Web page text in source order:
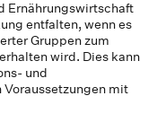
Ernährungswirtschaft
entfalten, wenn es
Gruppen zum
wird. Dies kann
und
mit